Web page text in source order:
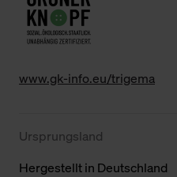
www.gk-info.eu/trigema
Ursprungsland
Hergestellt in Deutschland